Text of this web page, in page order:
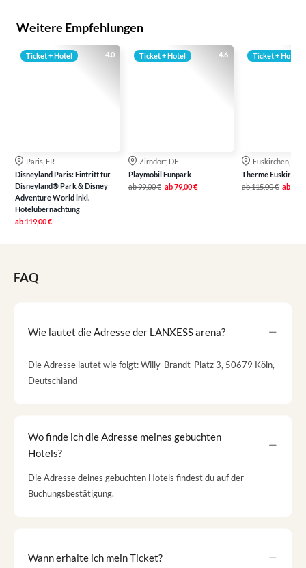
Weitere Empfehlungen
4.0
Ticket + Hotel
Paris, FR
Disneyland Paris: Eintritt für
Disneyland® Park & Disney
Adventure World inkl.
Hotelübernachtung
ab 119,00 €
4.6
Ticket + Hotel
Zirndorf, DE
Playmobil Funpark
ab99,00 € ab79,00 €
Ticket + Hotel
Euskirchen, DE
Therme Euskirchen
ab115,00 € ab
FAQ
Wie lautet die Adresse der LANXESS arena?
Die Adresse lautet wie folgt: Willy-Brandt-Platz 3, 50679 Köln,
Deutschland
Wo finde ich die Adresse meines gebuchten
Hotels?
Die Adresse deines gebuchten Hotels findest du auf der
Buchungsbestätigung.
Wann erhalte ich mein Ticket?